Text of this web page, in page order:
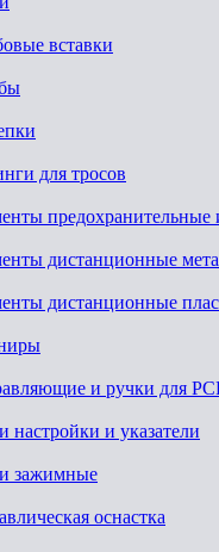
вставки
для тросов
предохранительные
дистанционные
дистанционные
и ручки для
настройки и указатели
зажимные
оснастка